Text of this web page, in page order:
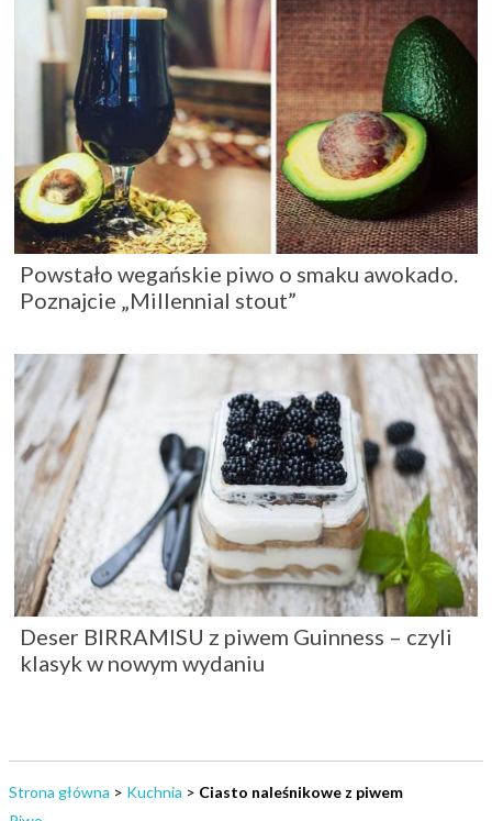
Powstało wegańskie piwo o smaku awokado.
Poznajcie „Millennial stout”
Deser BIRRAMISU z piwem Guinness – czyli
klasyk w nowym wydaniu
Strona główna > Kuchnia > Ciasto naleśnikowe z piwem